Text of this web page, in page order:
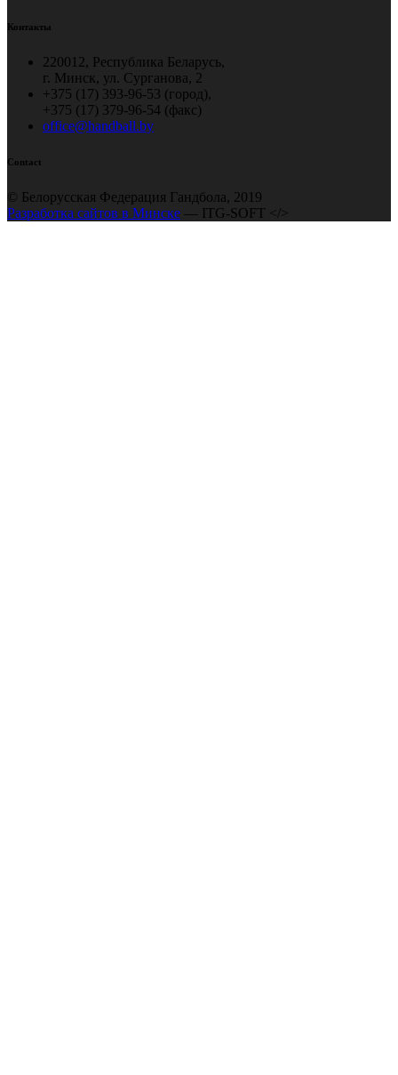
Контакты
220012, Республика Беларусь,
г. Минск, ул. Сурганова, 2
+375 (17) 393-96-53 (город),
+375 (17) 379-96-54 (факс)
office@handball.by
Contact
© Белорусская Федерация Гандбола, 2019
Разработка сайтов в Минске — ITG-SOFT </>